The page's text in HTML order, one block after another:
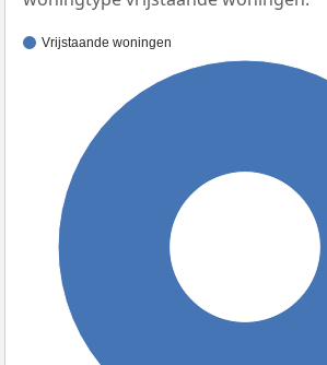
Vrijstaande woningen